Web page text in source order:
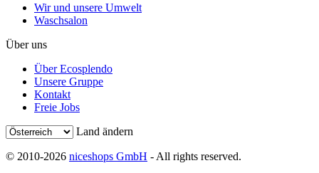
Wir und unsere Umwelt
Waschsalon
Über uns
Über Ecosplendo
Unsere Gruppe
Kontakt
Freie Jobs
Land ändern
© 2010-2026 niceshops GmbH - All rights reserved.